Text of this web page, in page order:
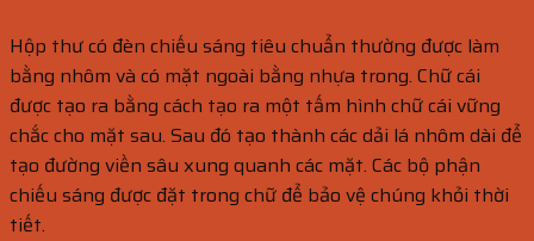
Hộp thư có đèn chiếu sáng tiêu chuẩn thường được làm
bằng nhôm và có mặt ngoài bằng nhựa trong. Chữ cái
được tạo ra bằng cách tạo ra một tấm hình chữ cái vững
chắc cho mặt sau. Sau đó tạo thành các dải lá nhôm dài để
tạo đường viền sâu xung quanh các mặt. Các bộ phận
chiếu sáng được đặt trong chữ để bảo vệ chúng khỏi thời
tiết.